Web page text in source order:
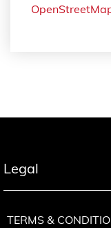
Legal
TERMS &